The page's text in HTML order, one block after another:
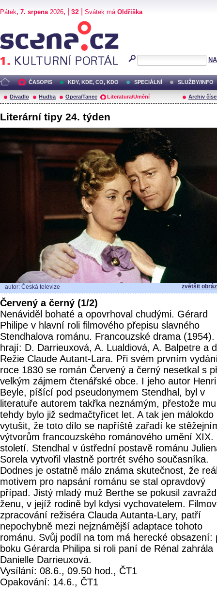
Pátek, 7. srpena2026, | 32 Svátek má Oldřiška
ČASOPIS KDY, KDE, CO, KDO SPECIÁLNÍ SLUŽBY/INFO
Divadlo Hudba Opera/Tanec Literatura/Umění Archiv
Literární tipy 24. týden
autor: Česká televize zvětšit
Červený a černý (1/2)
Nenáviděl bohaté a opovrhoval chudými. Gérard
Philipe v hlavní roli filmového přepisu slavného
Stendhalova románu. Francouzské drama (1954).
hrají: D. Darrieuxová, A. Lualdiová, A. Balpetre a
Režie Claude Autant-Lara. Při svém prvním
roce 1830 se román Červený a černý nesetkal s
velkým zájmem čtenářské obce. I jeho autor Henri
Beyle, píšící pod pseudonymem Stendhal, byl v
literatuře autorem takřka neznámým, přestože mu
tehdy bylo již sedmačtyřicet let. A tak jen málokdo
vytušit, že toto dílo se napříště zařadí ke
výtvorům francouzského románového umění XIX.
století. Stendhal v ústřední postavě románu
Sorela vytvořil vlastně portrét svého současníka.
Dodnes je ostatně málo známa skutečnost, že
motivem pro napsání románu se stal opravdový
případ. Jistý mladý muž Berthe se pokusil
ženu, v jejíž rodině byl kdysi vychovatelem.
zpracování režiséra Clauda Autanta-Lary, patří
nepochybně mezi nejznámější adaptace tohoto
románu. Svůj podíl na tom má herecké obsazení:
boku Gérarda Philipa si roli paní de Rénal zahrála
Danielle Darrieuxová.
Vysílání: 08.6., 09.50 hod., ČT1
Opakování: 14.6., ČT1